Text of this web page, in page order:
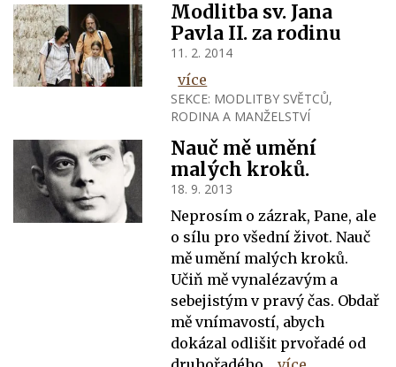
Modlitba sv. Jana
Pavla II. za rodinu
11. 2. 2014
více
SEKCE: MODLITBY SVĚTCŮ,
RODINA A MANŽELSTVÍ
Nauč mě umění
malých kroků.
18. 9. 2013
Neprosím o zázrak, Pane, ale
o sílu pro všední život. Nauč
mě umění malých kroků.
Učiň mě vynalézavým a
sebejistým v pravý čas. Obdař
mě vnímavostí, abych
dokázal odlišit prvořadé od